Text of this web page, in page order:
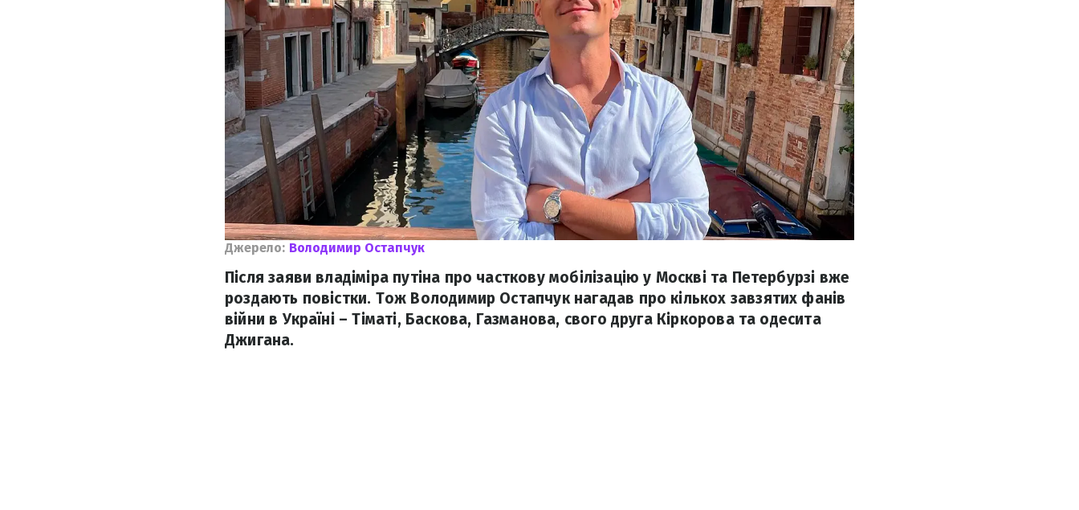
Джерело: Володимир Остапчук
Після заяви владіміра путіна про часткову мобілізацію у Москві та Петербурзі вже
роздають повістки. Тож Володимир Остапчук нагадав про кількох завзятих фанів
війни в Україні – Тіматі, Баскова, Газманова, свого друга Кіркорова та одесита
Джигана.